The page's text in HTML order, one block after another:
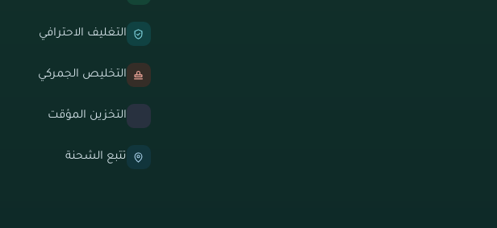
التغليف الاحترافي
التخليص الجمركي
التخزين المؤقت
تتبع الشحنة